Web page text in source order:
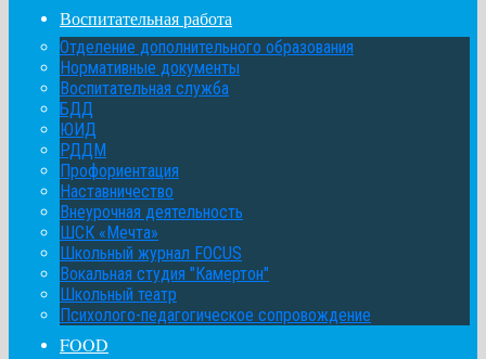
Воспитательная работа
Отделение дополнительного образования
Нормативные документы
Воспитательная служба
БДД
ЮИД
РДДМ
Профориентация
Наставничество
Внеурочная деятельность
ШСК «Мечта»
Школьный журнал FOCUS
Вокальная студия "Камертон"
Школьный театр
Психолого-педагогическое сопровождение
FOOD